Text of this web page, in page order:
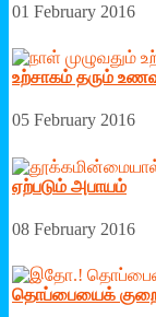
01 February 2016
உற்சாகம் தரும்
05 February 2016
ஏற்படும் அபாயம்
08 February 2016
தொப்பையைக்